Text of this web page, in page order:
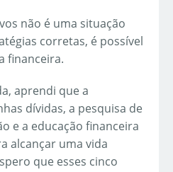
não é uma situação
corretas, é possível
financeira.
aprendi que a
dívidas, a pesquisa de
e a educação financeira
alcançar uma vida
que esses cinco